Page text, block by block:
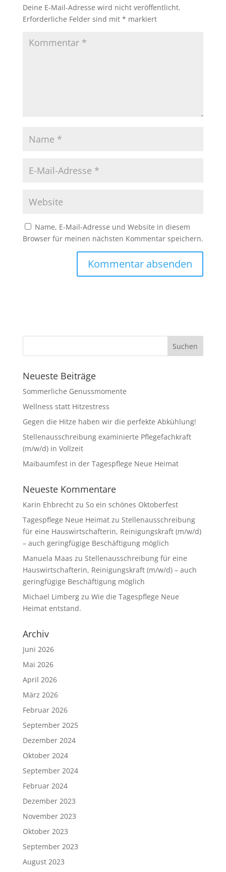
Deine E-Mail-Adresse wird nicht veröffentlicht.
Erforderliche Felder sind mit * markiert
Name, E-Mail-Adresse und Website in diesem
Browser für meinen nächsten Kommentar speichern.
Neueste Beiträge
Sommerliche Genussmomente
Wellness statt Hitzestress
Gegen die Hitze haben wir die perfekte Abkühlung!
Stellenausschreibung examinierte Pflegefachkraft
(m/w/d) in Vollzeit
Maibaumfest in der Tagespflege Neue Heimat
Neueste Kommentare
Karin Ehbrechtzu So ein schönes Oktoberfest
Tagespflege Neue Heimatzu Stellenausschreibung
für eine Hauswirtschafterin, Reinigungskraft (m/w/d)
– auch geringfügige Beschäftigung möglich
Manuela Maas zu Stellenausschreibung für eine
Hauswirtschafterin, Reinigungskraft (m/w/d) – auch
geringfügige Beschäftigung möglich
Michael Limbergzu Wie die Tagespflege Neue
Heimat entstand.
Archiv
Juni 2026
Mai 2026
April 2026
März 2026
Februar 2026
September 2025
Dezember 2024
Oktober 2024
September 2024
Februar 2024
Dezember 2023
November 2023
Oktober 2023
September 2023
August 2023